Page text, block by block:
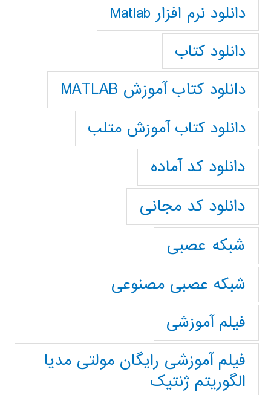
دانلود نرم افزار Matlab
دانلود کتاب
دانلود کتاب آموزش MATLAB
دانلود کتاب آموزش متلب
دانلود کد آماده
دانلود کد مجانی
شبکه عصبی
شبکه عصبی مصنوعی
فیلم آموزشی
فیلم آموزشی رایگان مولتی مدیا
الگوریتم ژنتیک